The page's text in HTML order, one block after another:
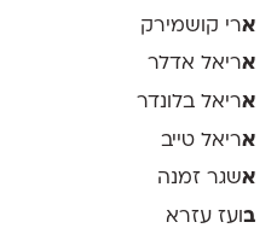
ארי קושמירק
אריאל אדלר
אריאל בלונדר
אריאל טייב
אשגר זמנה
בועז עזרא